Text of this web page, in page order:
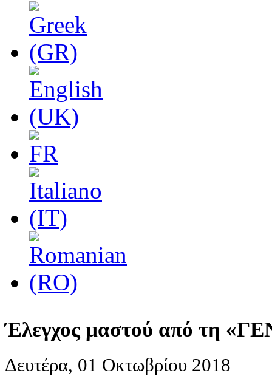
Έλεγχος μαστού από τη
Δευτέρα, 01 Οκτωβρίου 2018